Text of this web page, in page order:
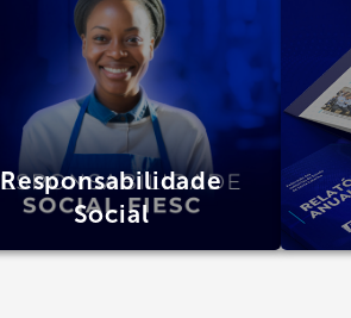
Responsabilidade
Social